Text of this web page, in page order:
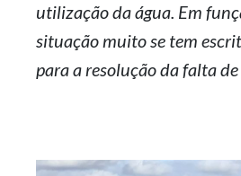
utilização da água. Em
situação muito se tem
para a resolução da falta de